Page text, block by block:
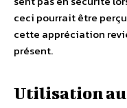
ceci pourrait être
cette appréciation
présent.
Utilisation